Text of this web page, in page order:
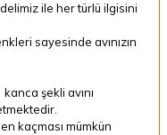
ile her türlü ilgisini
sayesinde avınızın
şekli avını
kaçması mümkün